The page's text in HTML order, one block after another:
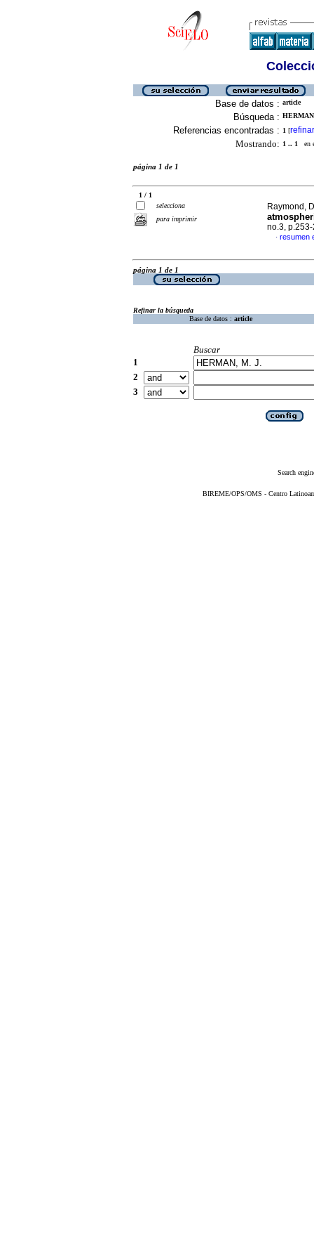
Base de datos : article
Búsqueda :
Referencias encontradas : 1 [refinar
Mostrando: 1 .. 1 en
página 1 de 1
1 / 1
selecciona
para imprimir
Raymond,
no.3,
· resumen
página 1 de 1
Refinar la búsqueda
Base de datos : article
Buscar
1
2
3
Search
BIREME/OPS/OMS - Centro